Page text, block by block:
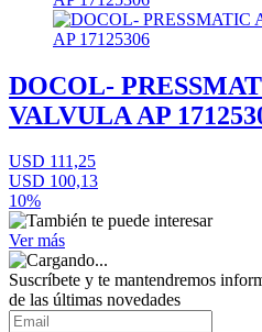
DOCOL-
VALVULA AP
USD 111,25
USD 100,13
10%
Ver más
Suscríbete y te mantendremos
de las últimas novedades